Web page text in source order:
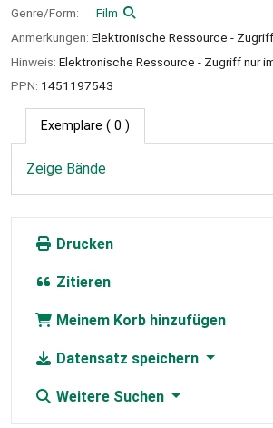
Genre/Form:
Film
Anmerkungen: Elektronische Ressource -
Hinweis: Elektronische Ressource - Zugriff nur
PPN: 1451197543
Exemplare ( 0 )
Zeige Bände
Drucken
Zitieren
Meinem Korb hinzufügen
Datensatz speichern
Weitere Suchen